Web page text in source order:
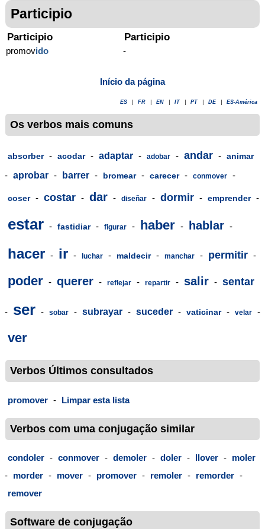
Participio
Participio
promovido
Participio
-
Início da página
ES FR EN IT PT DE ES-América
Os verbos mais comuns
absorber - acodar - adaptar - adobar - andar - animar
- aprobar - barrer - bromear - carecer - conmover -
coser - costar - dar - diseñar - dormir - emprender -
estar - fastidiar - figurar - haber - hablar -
hacer - ir - luchar - maldecir - manchar - permitir -
poder - querer - reflejar - repartir - salir - sentar
- ser - sobar - subrayar - suceder - vaticinar - velar -
ver
Verbos Últimos consultados
promover - Limpar esta lista
Verbos com uma conjugação similar
condoler - conmover - demoler - doler - llover - moler
- morder - mover - promover - remoler - remorder -
remover
Software de conjugação